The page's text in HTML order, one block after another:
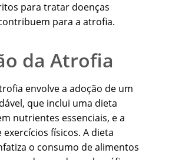
para tratar doenças
para a atrofia.
da Atrofia
envolve a adoção de um
que inclui uma dieta
nutrientes essenciais, e a
físicos. A dieta
o consumo de alimentos